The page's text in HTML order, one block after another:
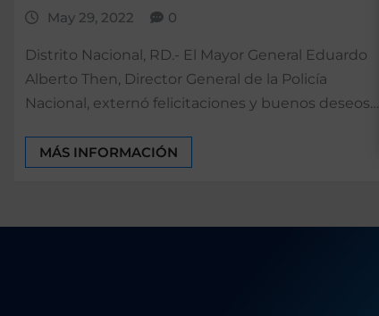
May 29, 2022 0
Distrito Nacional, RD.- El Mayor General Eduardo
Alberto Then, Director General de la Policía
Nacional, externó felicitaciones y buenos deseos…
MÁS INFORMACIÓN